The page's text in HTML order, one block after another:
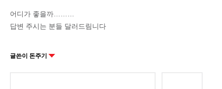
어디가 좋을까………
답변 주시는 분들 달러드림니다
글쓴이 돈주기